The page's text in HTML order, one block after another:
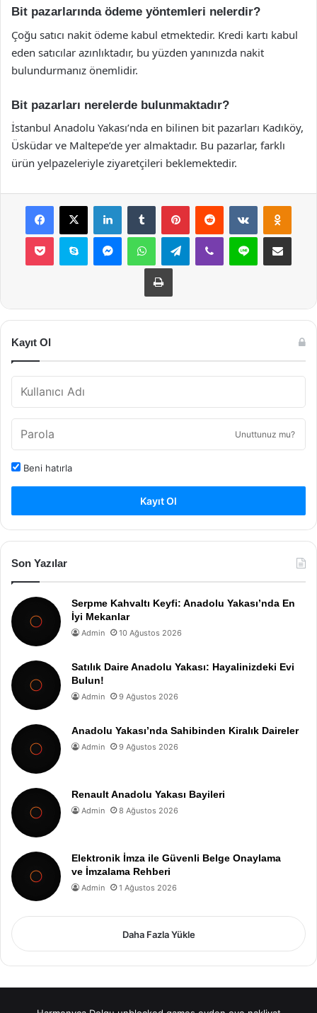
Bit pazarlarında ödeme yöntemleri nelerdir?
Çoğu satıcı nakit ödeme kabul etmektedir. Kredi kartı kabul
eden satıcılar azınlıktadır, bu yüzden yanınızda nakit
bulundurmanız önemlidir.
Bit pazarları nerelerde bulunmaktadır?
İstanbul Anadolu Yakası’nda en bilinen bit pazarları Kadıköy,
Üsküdar ve Maltepe’de yer almaktadır. Bu pazarlar, farklı
ürün yelpazeleriyle ziyaretçileri beklemektedir.
Facebook
X LinkedInTumblr PinterestReddit VKontakte
Pocket Skype MessengerWhatsAppTelegramViber Line E-Posta ile
Yazdır
Kayıt Ol
Unuttunuz mu?
Beni hatırla
Kayıt Ol
Son Yazılar
Serpme Kahvaltı Keyfi: Anadolu Yakası’nda En
İyi Mekanlar
Admin 10 Ağustos 2026
Satılık Daire Anadolu Yakası: Hayalinizdeki Evi
Bulun!
Admin 9 Ağustos 2026
Anadolu Yakası’nda Sahibinden Kiralık Daireler
Admin 9 Ağustos 2026
Renault Anadolu Yakası Bayileri
Admin 8 Ağustos 2026
Elektronik İmza ile Güvenli Belge Onaylama
ve İmzalama Rehberi
Admin 1 Ağustos 2026
Daha Fazla Yükle